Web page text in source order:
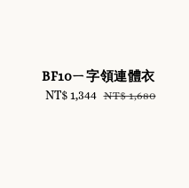
BF10ㄧ字領連體衣
Sale
NT$ 1,344 Regular
NT$ 1,680